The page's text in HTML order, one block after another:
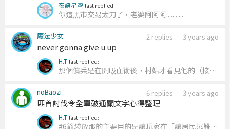
夜語星空 last replied:
你這黑市交易太刀了 ，老婆阿阿阿...........
魔法少女 2 replies ｜ 3 years ago
never gonna give u up
H.T last replied:
那個傭兵是在開吸血術後，村姑才看見他的（接著
嘆號之前）開技能去找他就行
noBaozi 6 replies ｜ 3 years ago
匪首討伐令全單破通關文字心得整理
H.T last replied:
#6箭袋放那的主要目的是讓玩家在「讓居民逃難」